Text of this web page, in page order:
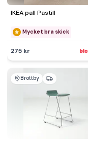
IKEA pall Pastill
Mycket bra skick
275 kr
Brottby